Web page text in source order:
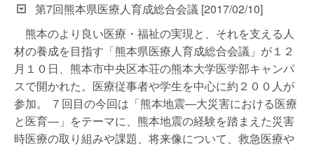
第7回熊本県医療人育成総合会議 [2017/02/10]
熊本のより良い医療・福祉の実現と、それを支える人
材の養成を目指す「熊本県医療人育成総合会議」が１２
月１０日、熊本市中央区本荘の熊本大学医学部キャンパ
スで開かれた。医療従事者や学生を中心に約２００人が
参加。 ７回目の今回は「熊本地震―大災害における医療
と医育―」をテーマに、熊本地震の経験を踏まえた災害
時医療の取り組みや課題、将来像について、救急医療や